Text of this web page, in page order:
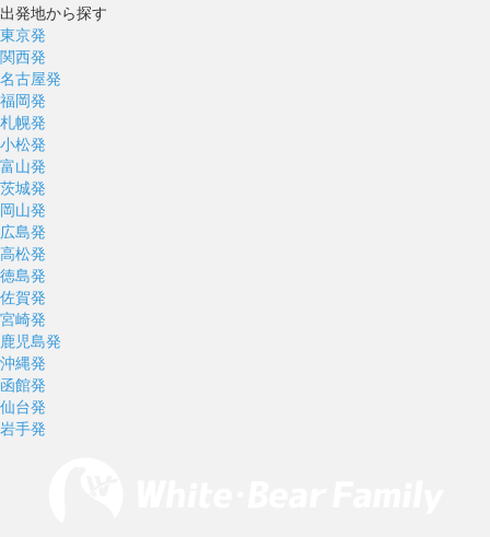
出発地から探す
東京発
関西発
名古屋発
福岡発
札幌発
小松発
富山発
茨城発
岡山発
広島発
高松発
徳島発
佐賀発
宮崎発
鹿児島発
沖縄発
函館発
仙台発
岩手発